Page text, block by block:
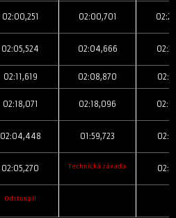
02:00,251 02:00,701
02:05,524 02:04,666
02:11,619 02:08,870
02:18,071 02:18,096
02:04,448 01:59,723
02:05,270 Technická závada
Odstoupil